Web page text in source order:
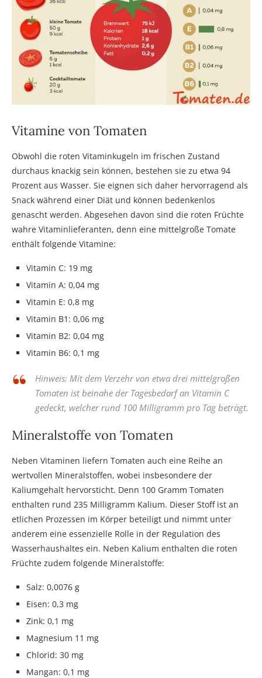
Vitamine von Tomaten
Obwohl die roten Vitaminkugeln im frischen Zustand
durchaus knackig sein können, bestehen sie zu etwa 94
Prozent aus Wasser. Sie eignen sich daher hervorragend als
Snack während einer Diät und können bedenkenlos
genascht werden. Abgesehen davon sind die roten Früchte
wahre Vitaminlieferanten, denn eine mittelgroße Tomate
enthält folgende Vitamine:
Vitamin C: 19 mg
Vitamin A: 0,04 mg
Vitamin E: 0,8 mg
Vitamin B1: 0,06 mg
Vitamin B2: 0,04 mg
Vitamin B6: 0,1 mg
Hinweis: Mit dem Verzehr von etwa drei mittelgroßen
Tomaten ist beinahe der Tagesbedarf an Vitamin C
gedeckt, welcher rund 100 Milligramm pro Tag beträgt.
Mineralstoffe von Tomaten
Neben Vitaminen liefern Tomaten auch eine Reihe an
wertvollen Mineralstoffen, wobei insbesondere der
Kaliumgehalt hervorsticht. Denn 100 Gramm Tomaten
enthalten rund 235 Milligramm Kalium. Dieser Stoff ist an
etlichen Prozessen im Körper beteiligt und nimmt unter
anderem eine essenzielle Rolle in der Regulation des
Wasserhaushaltes ein. Neben Kalium enthalten die roten
Früchte zudem folgende Mineralstoffe:
Salz: 0,0076 g
Eisen: 0,3 mg
Zink: 0,1 mg
Magnesium 11 mg
Chlorid: 30 mg
Mangan: 0,1 mg